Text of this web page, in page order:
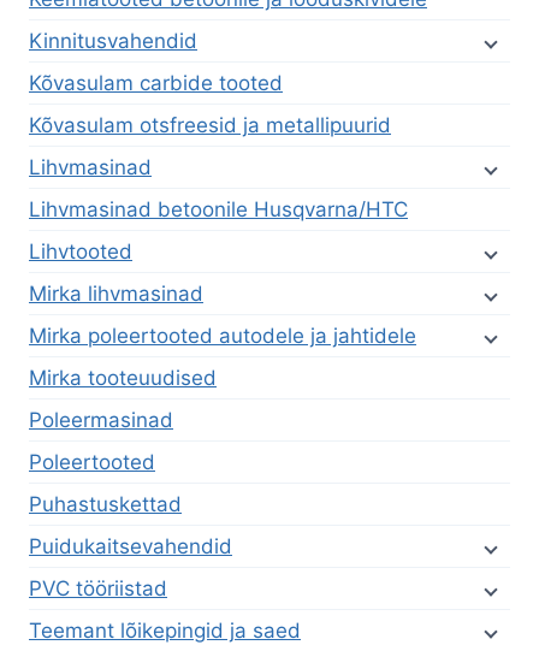
Kinnitusvahendid
Kõvasulam carbide tooted
Kõvasulam otsfreesid ja metallipuurid
Lihvmasinad
Lihvmasinad betoonile Husqvarna/HTC
Lihvtooted
Mirka lihvmasinad
Mirka poleertooted autodele ja jahtidele
Mirka tooteuudised
Poleermasinad
Poleertooted
Puhastuskettad
Puidukaitsevahendid
PVC tööriistad
Teemant lõikepingid ja saed